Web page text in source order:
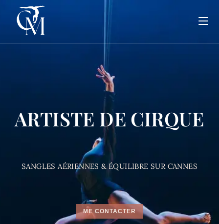
ARTISTE DE CIRQUE
SANGLES AÉRIENNES & ÉQUILIBRE SUR CANNES
ME CONTACTER